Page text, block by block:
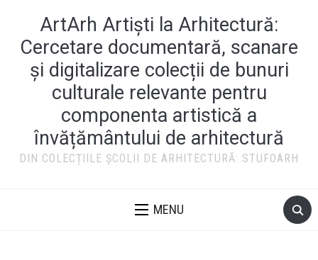
ArtArh Artiști la Arhitectură:
Cercetare documentară, scanare
și digitalizare colecții de bunuri
culturale relevante pentru
componenta artistică a
învățământului de arhitectură
DIN COLECȚIILE ȘCOLII DE ARHITECTURĂ: STUFOARH
MENU